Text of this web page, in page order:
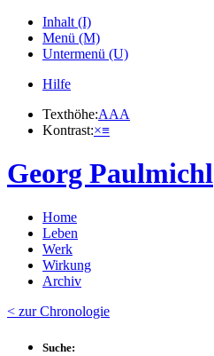
Inhalt (I)
Menü (M)
Untermenü (U)
Hilfe
Texthöhe:AAA
Kontrast:×≡
Georg Paulmichl
Home
Leben
Werk
Wirkung
Archiv
< zur Chronologie
Suche: